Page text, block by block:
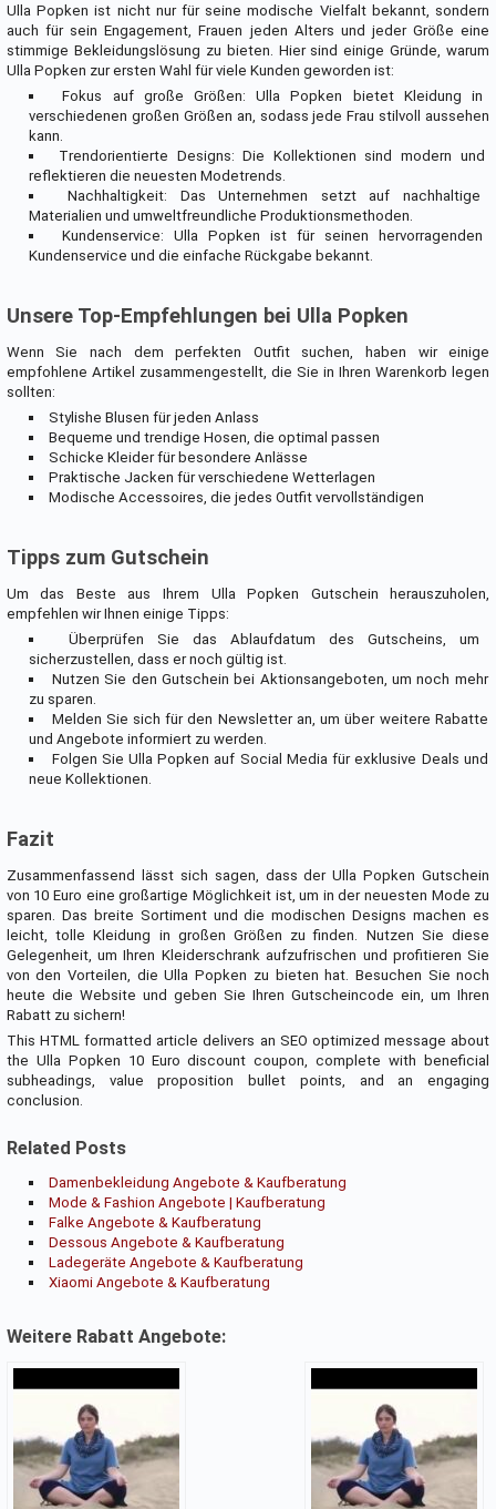
Ulla Popken ist nicht nur für seine modische Vielfalt bekannt, sondern
auch für sein Engagement, Frauen jeden Alters und jeder Größe eine
stimmige Bekleidungslösung zu bieten. Hier sind einige Gründe, warum
Ulla Popken zur ersten Wahl für viele Kunden geworden ist:
Fokus auf große Größen: Ulla Popken bietet Kleidung in
verschiedenen großen Größen an, sodass jede Frau stilvoll aussehen
kann.
Trendorientierte Designs: Die Kollektionen sind modern und
reflektieren die neuesten Modetrends.
Nachhaltigkeit: Das Unternehmen setzt auf nachhaltige
Materialien und umweltfreundliche Produktionsmethoden.
Kundenservice: Ulla Popken ist für seinen hervorragenden
Kundenservice und die einfache Rückgabe bekannt.
Unsere Top-Empfehlungen bei Ulla Popken
Wenn Sie nach dem perfekten Outfit suchen, haben wir einige
empfohlene Artikel zusammengestellt, die Sie in Ihren Warenkorb legen
sollten:
Stylishe Blusen für jeden Anlass
Bequeme und trendige Hosen, die optimal passen
Schicke Kleider für besondere Anlässe
Praktische Jacken für verschiedene Wetterlagen
Modische Accessoires, die jedes Outfit vervollständigen
Tipps zum Gutschein
Um das Beste aus Ihrem Ulla Popken Gutschein herauszuholen,
empfehlen wir Ihnen einige Tipps:
Überprüfen Sie das Ablaufdatum des Gutscheins, um
sicherzustellen, dass er noch gültig ist.
Nutzen Sie den Gutschein bei Aktionsangeboten, um noch mehr
zu sparen.
Melden Sie sich für den Newsletter an, um über weitere Rabatte
und Angebote informiert zu werden.
Folgen Sie Ulla Popken auf Social Media für exklusive Deals und
neue Kollektionen.
Fazit
Zusammenfassend lässt sich sagen, dass der Ulla Popken Gutschein
von 10 Euro eine großartige Möglichkeit ist, um in der neuesten Mode zu
sparen. Das breite Sortiment und die modischen Designs machen es
leicht, tolle Kleidung in großen Größen zu finden. Nutzen Sie diese
Gelegenheit, um Ihren Kleiderschrank aufzufrischen und profitieren Sie
von den Vorteilen, die Ulla Popken zu bieten hat. Besuchen Sie noch
heute die Website und geben Sie Ihren Gutscheincode ein, um Ihren
Rabatt zu sichern!
This HTML formatted article delivers an SEO optimized message about
the Ulla Popken 10 Euro discount coupon, complete with beneficial
subheadings, value proposition bullet points, and an engaging
conclusion.
Related Posts
Damenbekleidung Angebote & Kaufberatung
Mode & Fashion Angebote | Kaufberatung
Falke Angebote & Kaufberatung
Dessous Angebote & Kaufberatung
Ladegeräte Angebote & Kaufberatung
Xiaomi Angebote & Kaufberatung
Weitere Rabatt Angebote: